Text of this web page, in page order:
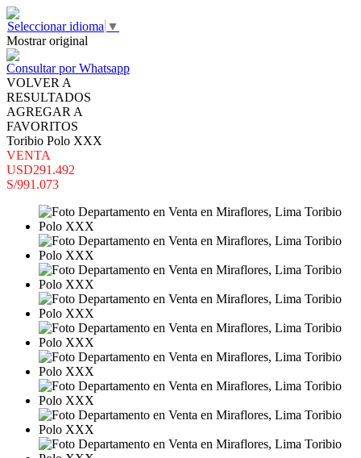
Seleccionar idioma ▼
Mostrar original
Consultar por Whatsapp
VOLVER A
RESULTADOS
AGREGAR A
FAVORITOS
Toribio Polo XXX
VENTA
USD291.492
S/991.073